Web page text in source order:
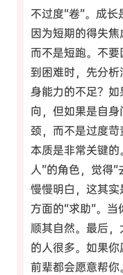
不过度“卷”。成
因为短期的得失焦
而不是短跑。不
到困难时，先分
身能力的不足？
向，但如果是自
颈，而不是过度
本质是非常关键
人”的角色，觉得
慢慢明白，这其
方面的“求助”。
顺其自然。最后
的人很多。如果你
前辈都会愿意帮